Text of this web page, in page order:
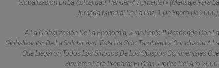
Globalización En La Actualidad Tienden A Aumentar» (Mensaje Para La
Jornada Mundial De La Paz, 1 De Enero De 2000).
A La Globalización De La Economía, Juan Pablo II Responde Con La
Globalización De La Solidaridad. Esta Ha Sido También La Conclusión A La
Que Llegaron Todos Los Sínodos De Los Obispos Continentales Que
Sirvieron Para Preparar El Gran Jubileo Del Año 2000.